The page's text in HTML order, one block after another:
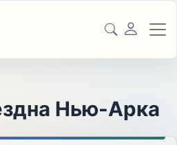
Нью-Арка